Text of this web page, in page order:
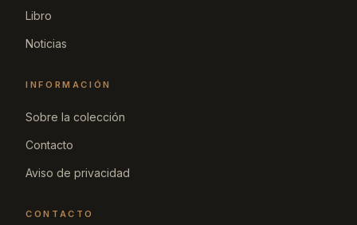
Libro
Noticias
INFORMACIÓN
Sobre la colección
Contacto
Aviso de privacidad
CONTACTO